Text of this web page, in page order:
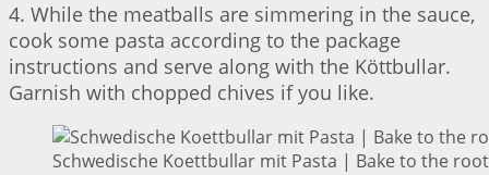
4. While the meatballs are simmering in the sauce,
cook some pasta according to the package
instructions and serve along with the Köttbullar.
Garnish with chopped chives if you like.
Schwedische Koettbullar mit Pasta | Bake to the